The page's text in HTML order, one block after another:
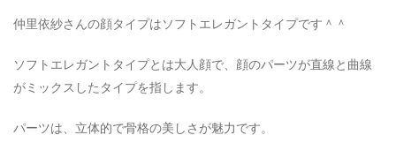
仲里依紗さんの顔タイプはソフトエレガントタイプです＾＾
ソフトエレガントタイプとは大人顔で、顔のパーツが直線と曲線
がミックスしたタイプを指します。
パーツは、立体的で骨格の美しさが魅力です。